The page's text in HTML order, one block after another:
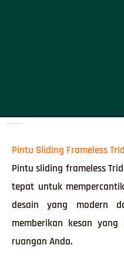
Pintu Sliding Frameless
Pintu sliding frameless
tepat untuk
desain yang modern
memberikan kesan
ruangan Anda.